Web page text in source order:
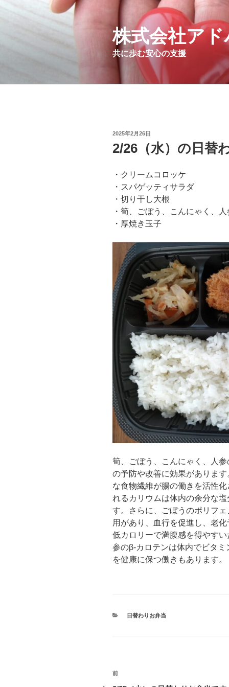
株式会社ア
共に歩む安心の支援
投
日:
2025年2月26日
2/26（水）の日替
・クリームコロッケ
・スパゲッティサラダ
・切り干し大根
・筍、ごぼう、こんにゃく、
・厚焼き玉子
筍、ごぼう、こんにゃく、人
の予防や改善に効果がありま
な食物繊維が腸の働きを活性
れるカリウムは体内の余分な
す。さらに、ごぼうのポリフ
用があり、血行を促進し、老
低カロリーで満腹感を得やす
参のβ-カロテンは体内でビタ
を健康に保つ働きもあります。
カ
日替わりお弁当
投
前
前